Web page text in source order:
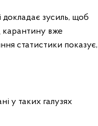
докладає зусиль, щоб
карантину вже
статистики показує,
у таких галузях